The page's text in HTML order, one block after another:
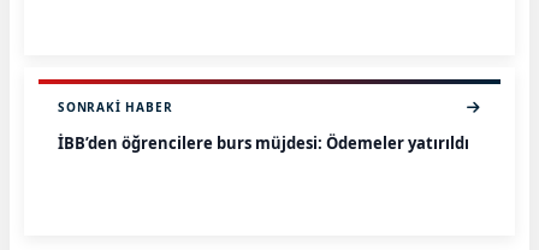
SONRAKI HABER
İBB’den öğrencilere burs müjdesi: Ödemeler yatırıldı